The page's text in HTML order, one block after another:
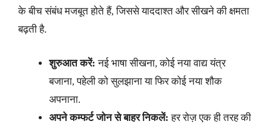
के बीच संबंध मजबूत होते हैं, जिससे याददाश्त और सीखने की क्षमता
बढ़ती है.
शुरुआत करें: नई भाषा सीखना, कोई नया वाद्य यंत्र
बजाना, पहेली को सुलझाना या फिर कोई नया शौक
अपनाना.
अपने कम्फर्ट जोन से बाहर निकलें: हर रोज़ एक ही तरह की